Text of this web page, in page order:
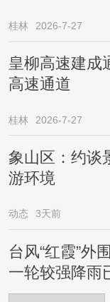
桂林 2026-7-27
皇柳高速建成
高速通道
桂林 2026-7-27
象山区：约谈
游环境
动态 3天前
台风“红霞”外
一轮较强降